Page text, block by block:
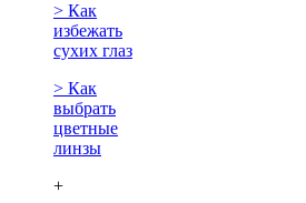
> Как
избежать
сухих глаз
> Как
выбрать
цветные
линзы
+